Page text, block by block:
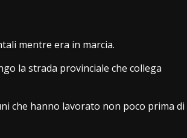
mentre era in marcia.
la strada provinciale che collega
che hanno lavorato non poco prima di